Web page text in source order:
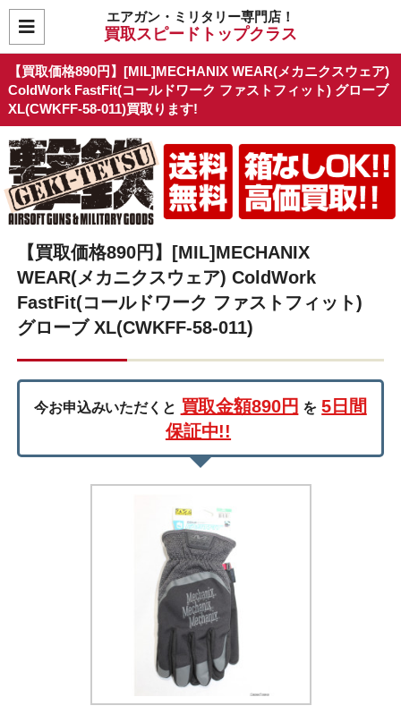
エアガン・ミリタリー専門店！
買取スピードトップクラス
【買取価格890円】[MIL]MECHANIX WEAR(メカニクスウェア)
ColdWork FastFit(コールドワーク ファストフィット) グローブ
XL(CWKFF-58-011)買取ります!
【買取価格890円】[MIL]MECHANIX
WEAR(メカニクスウェア) ColdWork
FastFit(コールドワーク ファストフィット)
グローブ XL(CWKFF-58-011)
今お申込みいただくと 買取金額890円 を 5日間
保証中!!